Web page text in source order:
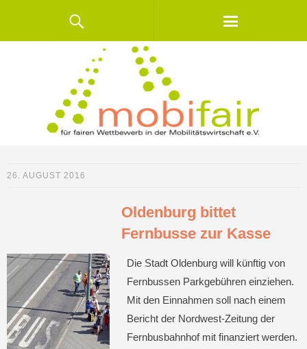
26. AUGUST 2016
Oldenburg bittet
Fernbusse zur Kasse
Die Stadt Oldenburg will künftig von
Fernbussen Parkgebühren einziehen.
Mit den Einnahmen soll nach einem
Bericht der Nordwest-Zeitung der
Fernbusbahnhof mit finanziert werden.